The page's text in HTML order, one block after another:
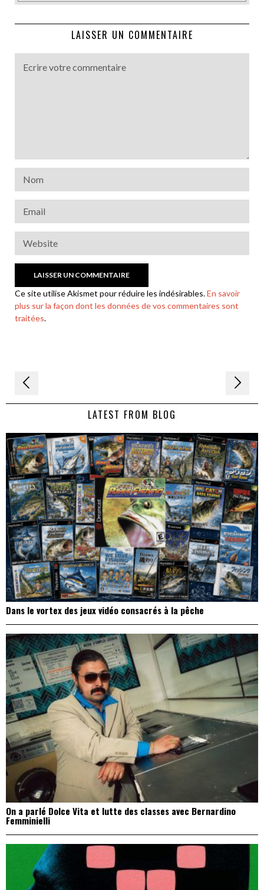
LAISSER UN COMMENTAIRE
Ce site utilise Akismet pour réduire les indésirables.En savoir
plus sur la façon dont les données de vos commentaires sont
traitées.
Navigation
de LATEST FROM BLOG
Dans le vortex des jeux vidéo consacrés à la pêche
On a parlé Dolce Vita et lutte des classes avec Bernardino
Femminielli